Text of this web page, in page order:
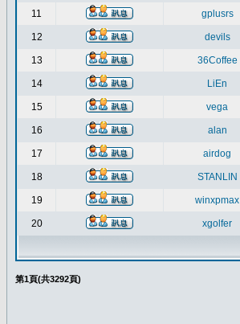
11 gplusrs
12 devils
13 36Coffee
14 LiEn
15 vega
16 alan
17 airdog
18 STANLIN
19 winxpmax
20 xgolfer
第1頁(共3292頁)